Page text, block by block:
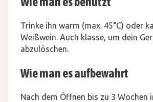
Trinke ihn warm (max. 45°C) oder
Weißwein. Auch klasse, um dein
abzulöschen.
Wie man es aufbewahrt
Nach dem Öffnen bis zu 3 Wochen